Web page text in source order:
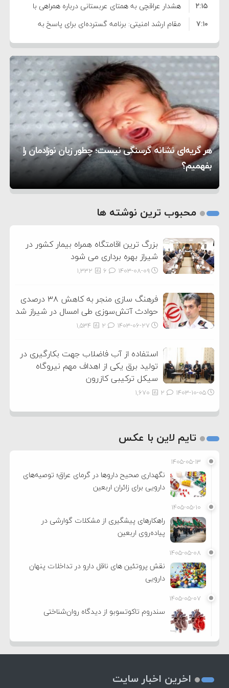
هشدار عراقچی به همتای عربستانی درباره همراهی با
آمریکا
۲:۱۵
مقام ارشد امنیتی: برنامه گسترده‌ای برای پاسخ به
دیوانگی آمریکا داریم
۷:۱۰
ترامپ دستور حملات جدید علیه ایران را صادر کرد
۵:۴۵
سپاه: دو نفتکش متخلف مورد اصابت قرار گرفته و
متوقف شدند
۱۲:۵۹
ترامپ مدعی توافق تاریخی برای خلع سلاح کامل
حماس شد
۸:۵۷
اعتراض عراقچی به همتای بلغارستانی به دلیل کمک
به آمریکا در حملات به ایران
۱۶:۱۹
کشورهایی که به متجاوزان کمک می کنند پاسخ
سختی خواهند گرفت
۱۰:۱۵
سنتکام پایان تجاوز جدید به ایران را اعلام کرد
۶:۰۵
آمریکا تحریم‌های جدیدی علیه ایران اعمال کرد
۱۸:۰۰
هر گریه‌ای نشانه گرسنگی نیست؛ چطور زبان نوزادمان را
بفهمیم؟
تغذیه پدر می‌تواند بر سلامت نوزاد تأثیر بگذارد
روی دیگر زندگی
2
محبوب ترین نوشته ها
بزرگ ترین اقامتگاه همراه بیمار کشور در
شیراز بهره برداری می شود
۱۴۰۳-۰۸-۰۹ 1,332
فرهنگ سازی منجر به کاهش ۳۸ درصدی
حوادث آتش‌سوزی طی امسال در شیراز شد
۱۴۰۳-۰۶-۲۷ 1,534
استفاده از آب فاضلاب جهت بکارگیری در
تولید برق یکی از اهداف مهم نیروگاه
سیکل ترکیبی کازرون
۱۴۰۳-۱۰-۰۵ 1,670
تایم لاین با عکس
۱۴۰۵-۰۵-۱۳
نگهداری صحیح داروها در گرمای عراق؛ توصیه‌های
دارویی برای زائران اربعین
۱۴۰۵-۰۵-۱۰
راهکارهای پیشگیری از مشکلات گوارشی در
پیاده‌روی اربعین
۱۴۰۵-۰۵-۰۸
نقش پروتئین های ناقل دارو در تداخلات پنهان
دارویی
۱۴۰۵-۰۵-۰۷
سندروم تاکوتسوبو از دیدگاه روان‌شناختی
اخرین اخبار سایت